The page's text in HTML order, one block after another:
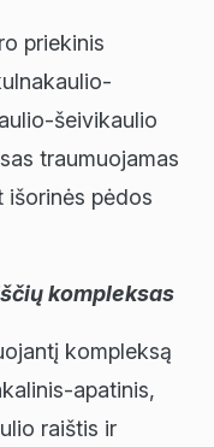
priekinis
šeivikaulio
traumuojamas
išorinės pėdos
kompleksas
kompleksą
apatinis,
raištis ir